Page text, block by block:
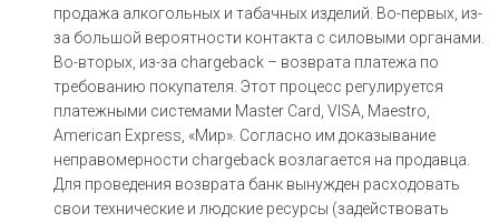
продажа алкогольных и табачных изделий. Во-первых, из-
за большой вероятности контакта с силовыми органами.
Во-вторых, из-за chargeback – возврата платежа по
требованию покупателя. Этот процесс регулируется
платежными системами Master Card, VISA, Maestro,
American Express, «Мир». Согласно им доказывание
неправомерности chargeback возлагается на продавца.
Для проведения возврата банк вынужден расходовать
свои технические и людские ресурсы (задействовать